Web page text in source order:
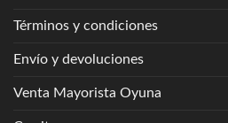
Términos y condiciones
Envío y devoluciones
Venta Mayorista Oyuna